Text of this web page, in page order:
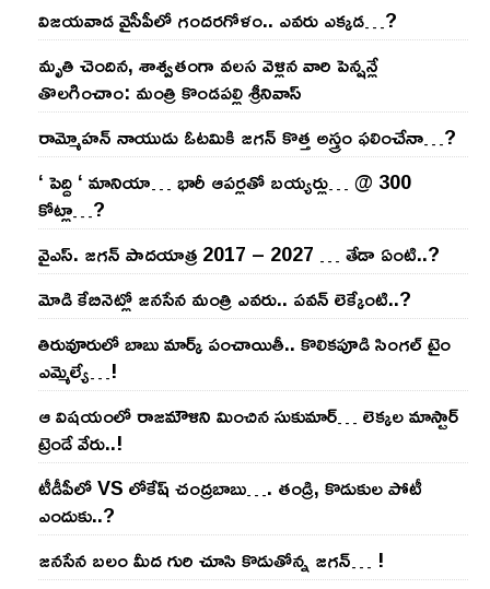
విజ‌య‌వాడ వైసీపీలో గంద‌ర‌గోళం.. ఎవ‌రు ఎక్క‌డ‌…?
మృతి చెందిన, శాశ్వతంగా వలస వెళ్లిన వారి పెన్ష‌న్లే
తొల‌గించాం: మంత్రి కొండపల్లి శ్రీనివాస్
రామ్మోహ‌న్ నాయుడు ఓట‌మికి జ‌గ‌న్ కొత్త అస్త్రం ఫ‌లించేనా…?
‘ పెద్ది ‘ మానియా… భారీ ఆప‌ర్ల‌తో బ‌య్య‌ర్లు… @ 300
కోట్లా…?
వైఎస్‌. జ‌గ‌న్ పాద‌యాత్ర 2017 – 2027 … తేడా ఏంటి..?
మోడి కేబినెట్లో జ‌నసేన మంత్రి ఎవ‌రు.. ప‌వ‌న్ లెక్కేంటి..?
తిరువూరులో బాబు మార్క్ పంచాయితీ.. కొలిక‌పూడి సింగ‌ల్ టైం
ఎమ్మెల్యే…!
ఆ విష‌యంలో రాజ‌మౌళిని మించిన సుకుమార్‌… లెక్క‌ల మాస్టార్
ట్రెండే వేరు..!
టీడీపీలో VS లోకేష్ చంద్ర‌బాబు…. తండ్రి, కొడుకుల పోటీ
ఎందుకు..?
జ‌న‌సేన బ‌లం మీద గురి చూసి కొడుతోన్న జ‌గ‌న్‌… !